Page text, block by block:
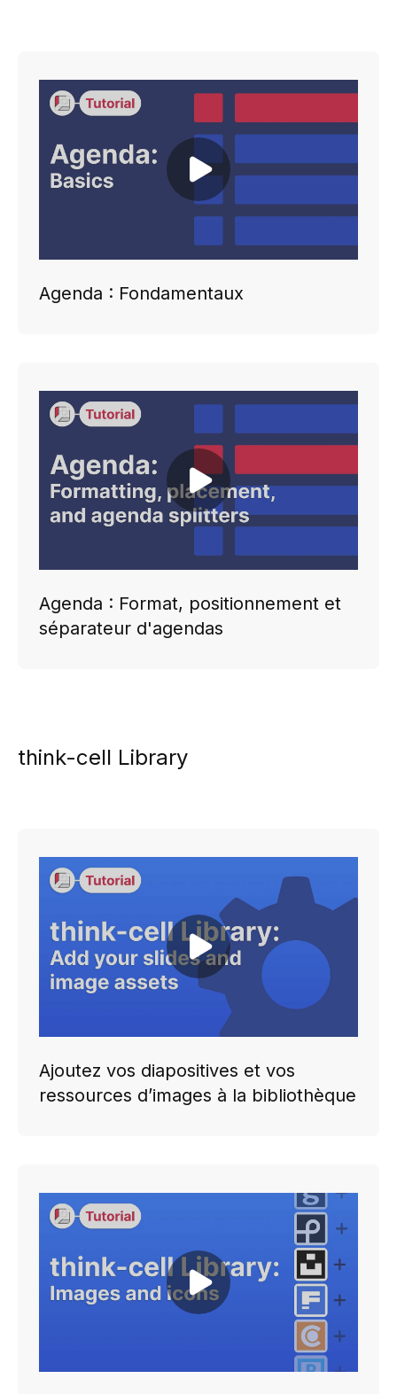
Play video
Agenda : Fondamentaux
Play video
Agenda : Format, positionnement et
séparateur d'agendas
think-cell Library
Play video
Ajoutez vos diapositives et vos
ressources d’images à la bibliothèque
Play video